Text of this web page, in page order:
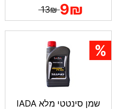
9₪
13₪
שמן סינטטי מלא IADA